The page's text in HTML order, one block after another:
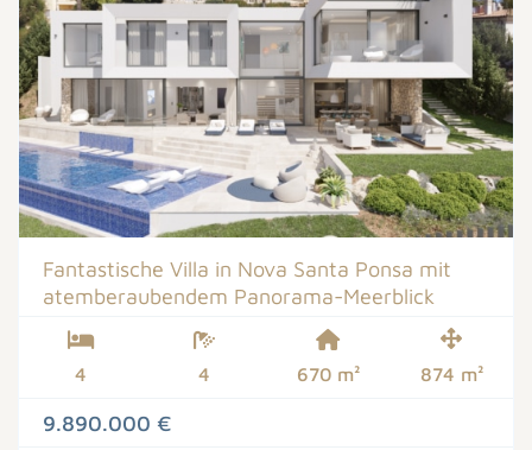
Fantastische Villa in Nova Santa Ponsa mit
atemberaubendem Panorama-Meerblick
4 4 670 m² 874 m²
9.890.000 €